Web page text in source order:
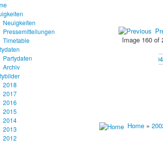
Neuigkeiten
Pressemitteilungen
Timetable
Partydaten
Archiv
2018
2017
2016
2015
2014
2013
2012
Image 160 of
Home »